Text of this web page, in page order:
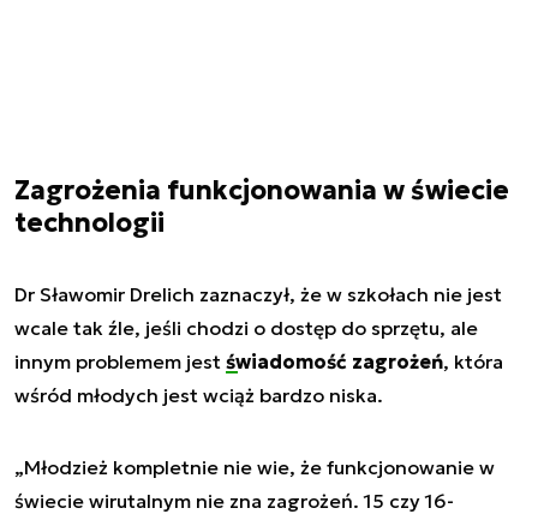
Zagrożenia funkcjonowania w świecie
technologii
Dr Sławomir Drelich zaznaczył, że w szkołach nie jest
wcale tak źle, jeśli chodzi o dostęp do sprzętu, ale
innym problemem jest świadomość zagrożeń, która
wśród młodych jest wciąż bardzo niska.
„Młodzież kompletnie nie wie, że funkcjonowanie w
świecie wirutalnym nie zna zagrożeń. 15 czy 16-